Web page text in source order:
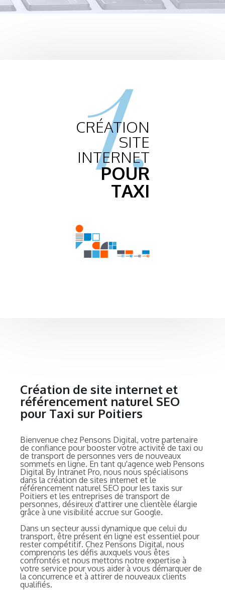
1.
CRÉATION
SITE
INTERNET
POUR
TAXI
Création de site internet et
référencement naturel SEO
pour Taxi sur Poitiers
Bienvenue chez Pensons Digital, votre partenaire
de confiance pour booster votre activité de taxi ou
de transport de personnes vers de nouveaux
sommets en ligne. En tant qu'agence web Pensons
Digital By Intranet Pro, nous nous spécialisons
dans la création de sites internet et le
référencement naturel SEO pour les taxis sur
Poitiers et les entreprises de transport de
personnes, désireux d'attirer une clientèle élargie
grâce à une visibilité accrue sur Google.
Dans un secteur aussi dynamique que celui du
transport, être présent en ligne est essentiel pour
rester compétitif. Chez Pensons Digital, nous
comprenons les défis auxquels vous êtes
confrontés et nous mettons notre expertise à
votre service pour vous aider à vous démarquer de
la concurrence et à attirer de nouveaux clients
qualifiés.